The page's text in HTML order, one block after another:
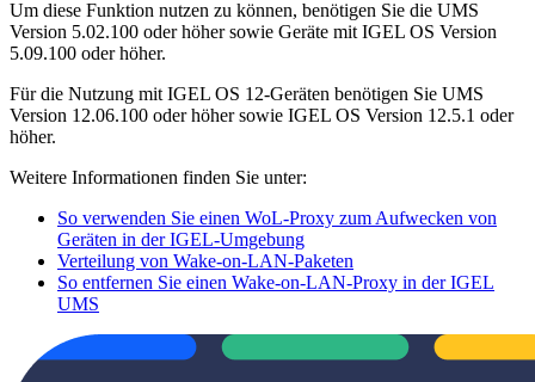
Um diese Funktion nutzen zu können, benötigen Sie die UMS
Version 5.02.100 oder höher sowie Geräte mit IGEL OS Version
5.09.100 oder höher.
Für die Nutzung mit IGEL OS 12-Geräten benötigen Sie UMS
Version 12.06.100 oder höher sowie IGEL OS Version 12.5.1 oder
höher.
Weitere Informationen finden Sie unter:
So verwenden Sie einen WoL-Proxy zum Aufwecken von
Geräten in der IGEL-Umgebung
Verteilung von Wake-on-LAN-Paketen
So entfernen Sie einen Wake-on-LAN-Proxy in der IGEL
UMS